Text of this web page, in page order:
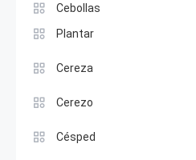
Cebollas
Plantar
Cereza
Cerezo
Césped